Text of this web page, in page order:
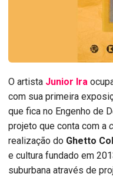
O artista Junior Ira
com sua primeira
que fica no Engenho de
projeto que conta com a
realização do Ghetto
e cultura fundado em
suburbana através de